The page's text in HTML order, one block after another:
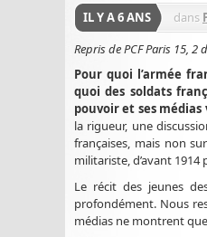
IL Y A 6 ANS dans
Repris de PCF Paris 15, 2
Pour quoi l’armée
quoi des soldats
pouvoir et ses
la rigueur, une
françaises, mais non
militariste, d’avant 1914
Le récit des jeunes
profondément. Nous
médias ne montrent